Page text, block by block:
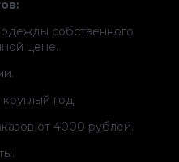
собственного
цене.
год.
от 4000 рублей.